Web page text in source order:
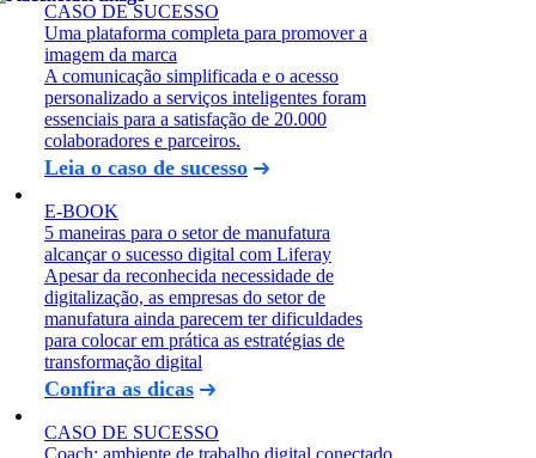
CASO DE SUCESSO
Uma plataforma completa para promover a
imagem da marca
A comunicação simplificada e o acesso
personalizado a serviços inteligentes foram
essenciais para a satisfação de 20.000
colaboradores e parceiros.
Leia o caso de sucesso
E-BOOK
5 maneiras para o setor de manufatura
alcançar o sucesso digital com Liferay
Apesar da reconhecida necessidade de
digitalização, as empresas do setor de
manufatura ainda parecem ter dificuldades
para colocar em prática as estratégias de
transformação digital
Confira as dicas
CASO DE SUCESSO